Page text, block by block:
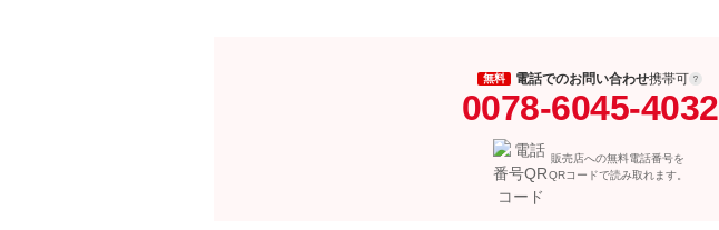
無料 電話でのお問い合わせ携帯可
0078-6045-4032
販売店への無料電話番号を
QRコードで読み取れます。